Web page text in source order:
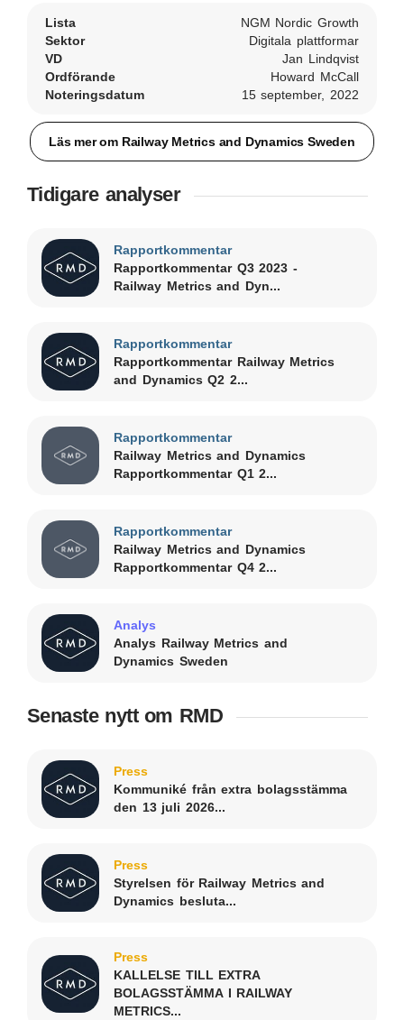
Lista
NGM Nordic Growth
Sektor
Digitala plattformar
VD
Jan Lindqvist
Ordförande
Howard McCall
Noteringsdatum
15 september, 2022
Läs mer om Railway Metrics and Dynamics Sweden
Tidigare analyser
Rapportkommentar
Rapportkommentar Q3 2023 -
Railway Metrics and Dyn...
Rapportkommentar
Rapportkommentar Railway Metrics
and Dynamics Q2 2...
Rapportkommentar
Railway Metrics and Dynamics
Rapportkommentar Q1 2...
Rapportkommentar
Railway Metrics and Dynamics
Rapportkommentar Q4 2...
Analys
Analys Railway Metrics and
Dynamics Sweden
Senaste nytt om RMD
Press
Kommuniké från extra bolagsstämma
den 13 juli 2026...
Press
Styrelsen för Railway Metrics and
Dynamics besluta...
Press
KALLELSE TILL EXTRA
BOLAGSSTÄMMA I RAILWAY
METRICS...